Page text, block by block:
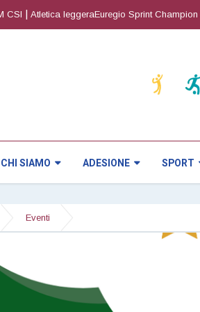
| Atletica leggeraEuregio Sprint Champion 2026
CHI SIAMO ADESIONE SPORT
Eventi